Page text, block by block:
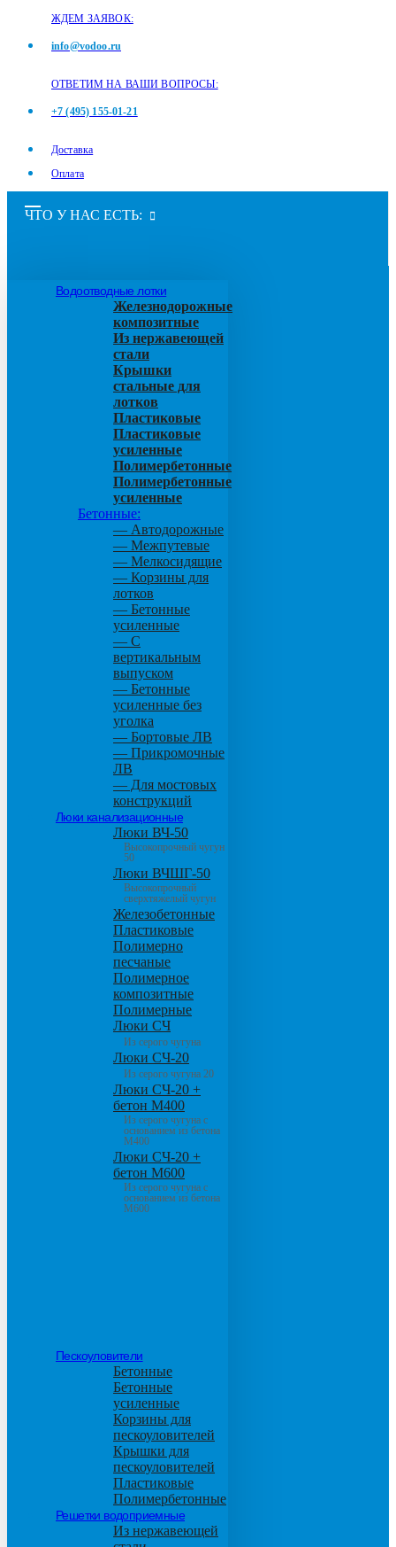
ЖДЕМ ЗАЯВОК:
info@vodoo.ru
ОТВЕТИМ НА ВАШИ ВОПРОСЫ:
+7 (495) 155-01-21
Доставка
Оплата
ЧТО У НАС ЕСТЬ:
Водоотводные лотки
Железнодорожные
композитные
Из нержавеющей
стали
Крышки
стальные для
лотков
Пластиковые
Пластиковые
усиленные
Полимербетонные
Полимербетонные
усиленные
Бетонные:
— Автодорожные
— Межпутевые
— Мелкосидящие
— Корзины для
лотков
— Бетонные
усиленные
— С
вертикальным
выпуском
— Бетонные
усиленные без
уголка
— Бортовые ЛВ
— Прикромочные
ЛВ
— Для мостовых
конструкций
Люки канализационные
Люки ВЧ-50
Высокопрочный чугун
50
Люки ВЧШГ-50
Высокопрочный
сверхтяжелый чугун
Железобетонные
Пластиковые
Полимерно
песчаные
Полимерное
композитные
Полимерные
Люки СЧ
Из серого чугуна
Люки СЧ-20
Из серого чугуна 20
Люки СЧ-20 +
бетон М400
Из серого чугуна с
основанием из бетона
М400
Люки СЧ-20 +
бетон М600
Из серого чугуна с
основанием из бетона
М600
Пескоуловители
Бетонные
Бетонные
усиленные
Корзины для
пескоуловителей
Крышки для
пескоуловителей
Пластиковые
Полимербетонные
Решетки водоприемные
Из нержавеющей